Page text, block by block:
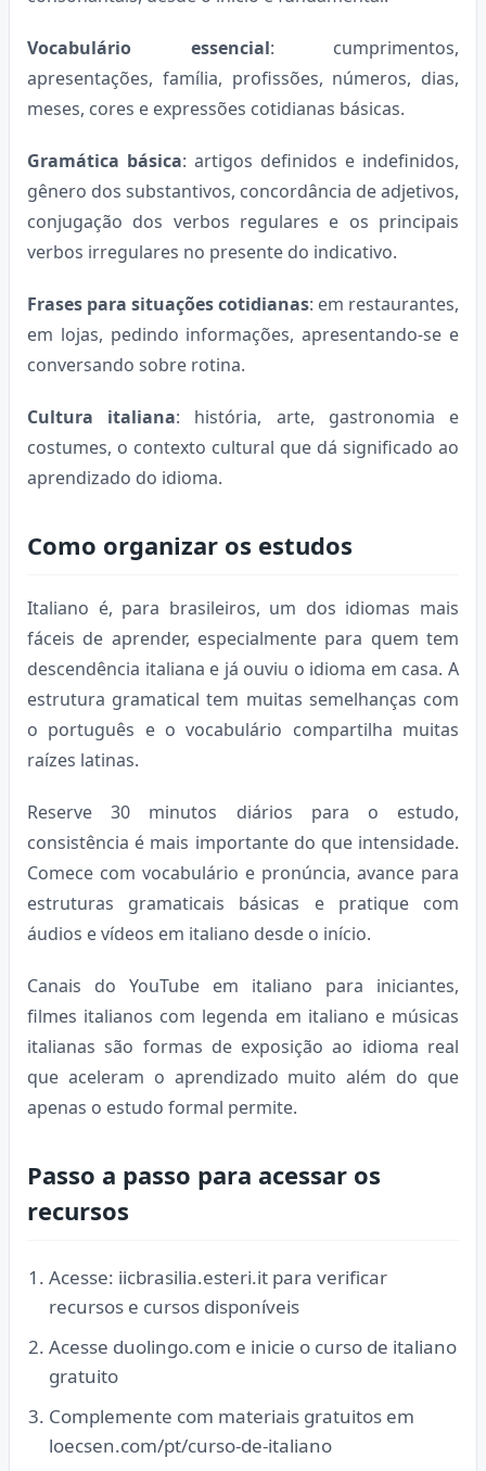
Vocabulário essencial: cumprimentos,
apresentações, família, profissões, números, dias,
meses, cores e expressões cotidianas básicas.
Gramática básica: artigos definidos e indefinidos,
gênero dos substantivos, concordância de adjetivos,
conjugação dos verbos regulares e os principais
verbos irregulares no presente do indicativo.
Frases para situações cotidianas: em restaurantes,
em lojas, pedindo informações, apresentando-se e
conversando sobre rotina.
Cultura italiana: história, arte, gastronomia e
costumes, o contexto cultural que dá significado ao
aprendizado do idioma.
Como organizar os estudos
Italiano é, para brasileiros, um dos idiomas mais
fáceis de aprender, especialmente para quem tem
descendência italiana e já ouviu o idioma em casa. A
estrutura gramatical tem muitas semelhanças com
o português e o vocabulário compartilha muitas
raízes latinas.
Reserve 30 minutos diários para o estudo,
consistência é mais importante do que intensidade.
Comece com vocabulário e pronúncia, avance para
estruturas gramaticais básicas e pratique com
áudios e vídeos em italiano desde o início.
Canais do YouTube em italiano para iniciantes,
filmes italianos com legenda em italiano e músicas
italianas são formas de exposição ao idioma real
que aceleram o aprendizado muito além do que
apenas o estudo formal permite.
Passo a passo para acessar os
recursos
Acesse: iicbrasilia.esteri.it para verificar
recursos e cursos disponíveis
Acesse duolingo.com e inicie o curso de italiano
gratuito
Complemente com materiais gratuitos em
loecsen.com/pt/curso-de-italiano